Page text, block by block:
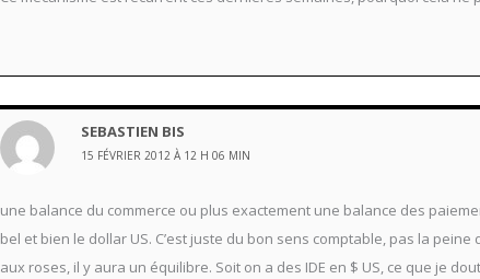
SEBASTIEN BIS
15 FÉVRIER 2012 À 12 H 06 MIN
une balance du commerce ou plus exactement une balance des
bel et bien le dollar US. C’est juste du bon sens comptable, pas la
aux roses, il y aura un équilibre. Soit on a des IDE en $ US, ce que je